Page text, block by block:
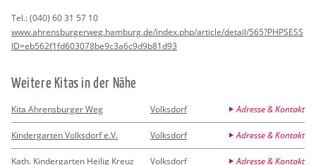
Tel.:(040) 60 31 57 10
www.​ahr​ensb​urge​rweg.​hamburg.​de/​index.​php/​article/​detail/​565?​PHP​SESS​
ID=eb5​62f1​fd60​3078​be9c​3a6c​9d9b​81d9​3
Wei­te­re Kitas in der Nähe
Kita Ahrensburger Weg Volksdorf Adresse & Kontakt
Kindergarten Volksdorf e.V. Volksdorf Adresse & Kontakt
Kath. Kindergarten Heilig Kreuz Volksdorf Adresse & Kontakt